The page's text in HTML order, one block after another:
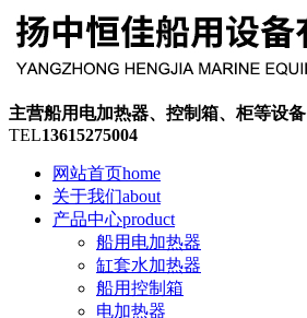
主营船用电加热器、控制箱、柜等设备
TEL13615275004
网站首页home
关于我们about
产品中心product
船用电加热器
缸套水加热器
船用控制箱
电加热器